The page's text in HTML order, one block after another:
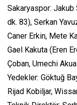
Sakaryaspor: Jakub
dk. 83), Serkan
Caner Erkin, Mete
Gael Kakuta (Eren
Çoban, Umechi
Yedekler: Göktuğ
Rijad Kobiljar,